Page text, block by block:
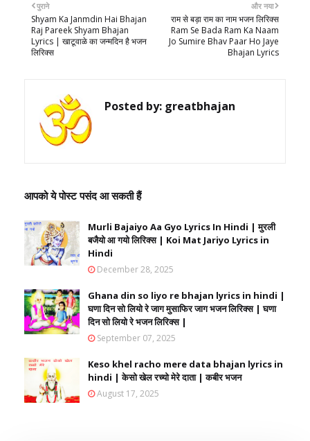
और नया
राम से बड़ा राम का नाम भजन लिरिक्स
Ram Se Bada Ram Ka Naam
Jo Sumire Bhav Paar Ho Jaye
Bhajan Lyrics
पुराने
Shyam Ka Janmdin Hai Bhajan
Raj Pareek Shyam Bhajan
Lyrics | खाटूवाळे का जन्मदिन है भजन
लिरिक्स
Posted by: greatbhajan
आपको ये पोस्ट पसंद आ सकती हैं
Murli Bajaiyo Aa Gyo Lyrics In Hindi | मुरली
बजैयो आ गयो लिरिक्स | Koi Mat Jariyo Lyrics in
Hindi
December 28, 2025
Ghana din so liyo re bhajan lyrics in hindi |
घणा दिन सो लियो रे जाग मुसाफिर जाग भजन लिरिक्स | घणा
दिन सो लियो रे भजन लिरिक्स |
September 07, 2025
Keso khel racho mere data bhajan lyrics in
hindi | केसो खेल रच्यो मेरे दाता | कबीर भजन
August 17, 2025